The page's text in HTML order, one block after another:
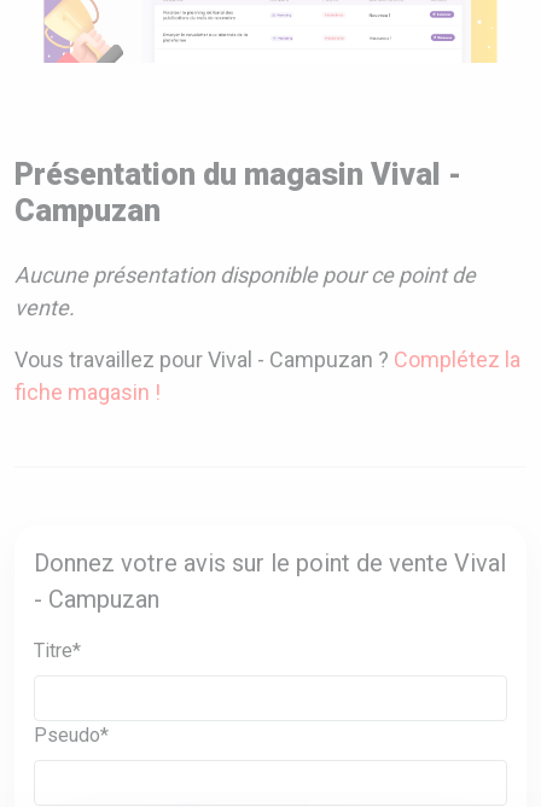
Présentation du magasin Vival -
Campuzan
Aucune présentation disponible pour ce point de
vente.
Vous travaillez pour Vival - Campuzan ? Complétez la
fiche magasin !
Donnez votre avis sur le point de vente Vival
- Campuzan
Titre*
Pseudo*